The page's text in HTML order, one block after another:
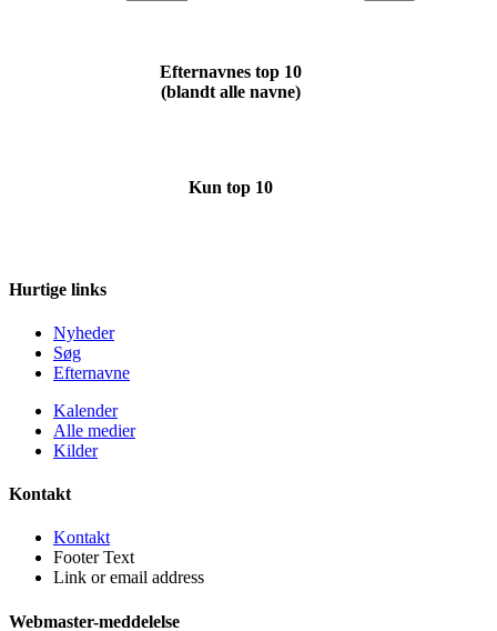
Efternavnes top 10
(blandt alle navne)
Kun top 10
Hurtige links
Nyheder
Søg
Efternavne
Kalender
Alle medier
Kilder
Kontakt
Kontakt
Footer Text
Link or email address
Webmaster-meddelelse